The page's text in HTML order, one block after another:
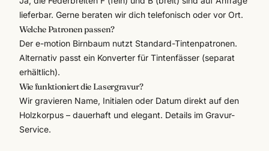
lieferbar. Gerne beraten wir dich telefonisch oder vor Ort.
Welche Patronen passen?
Der e-motion Birnbaum nutzt Standard-Tintenpatronen.
Alternativ passt ein Konverter für Tintenfässer (separat
erhältlich).
Wie funktioniert die Lasergravur?
Wir gravieren Name, Initialen oder Datum direkt auf den
Holzkorpus – dauerhaft und elegant. Details im Gravur-
Service.